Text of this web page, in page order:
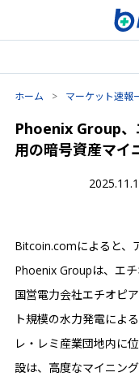
ホーム > マーケット速報
Phoenix Group、
用の暗号資産マイ
Bitcoin.comによると、
Phoenix Groupは、エチ
国営電力会社エチオピ
ト規模の水力発電によ
レ・レミ産業団地内に
設は、高度なマイニン